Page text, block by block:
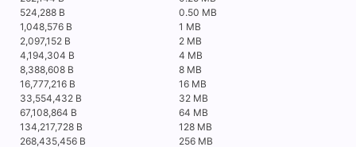
524,288 B
0.50 MB
1,048,576 B
1 MB
2,097,152 B
2 MB
4,194,304 B
4 MB
8,388,608 B
8 MB
16,777,216 B
16 MB
33,554,432 B
32 MB
67,108,864 B
64 MB
134,217,728 B
128 MB
268,435,456 B
256 MB